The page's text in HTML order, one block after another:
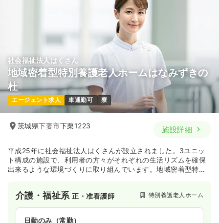
社会福祉法人はくさん
地域密着型特別養護老人ホームはなみずきの
杜
エージェント求人 車通勤可 寮
茨城県下妻市下栗1223 施設詳細
平成25年に社会福祉法人はくさんが設立されました。3ユニッ
ト構成の施設で、利用者の方々がそれぞれの生活リズムを確保
出来るような環境づくりに取り組んでいます。地域密着型特別
るようにしています。
介護・福祉系正・准看護師 特別養護老人ホーム
日勤のみ（常勤）